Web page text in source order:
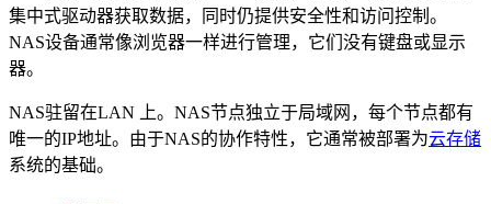
集中式驱动器获取数据，同时仍提供安全性和访问控制。
NAS设备通常像浏览器一样进行管理，它们没有键盘或显示
器。
NAS驻留在LAN 上。NAS节点独立于局域网，每个节点都有
唯一的IP地址。由于NAS的协作特性，它通常被部署为云存储
系统的基础。